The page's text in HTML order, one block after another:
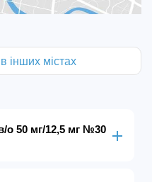
інших містах
о 50 мг/12,5 мг №30